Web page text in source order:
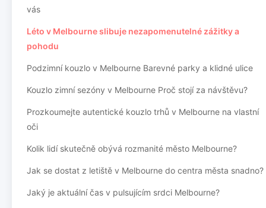
vás
Léto v Melbourne slibuje nezapomenutelné zážitky a
pohodu
Podzimní kouzlo v Melbourne Barevné parky a klidné ulice
Kouzlo zimní sezóny v Melbourne Proč stojí za návštěvu?
Prozkoumejte autentické kouzlo trhů v Melbourne na vlastní
oči
Kolik lidí skutečně obývá rozmanité město Melbourne?
Jak se dostat z letiště v Melbourne do centra města snadno?
Jaký je aktuální čas v pulsujícím srdci Melbourne?